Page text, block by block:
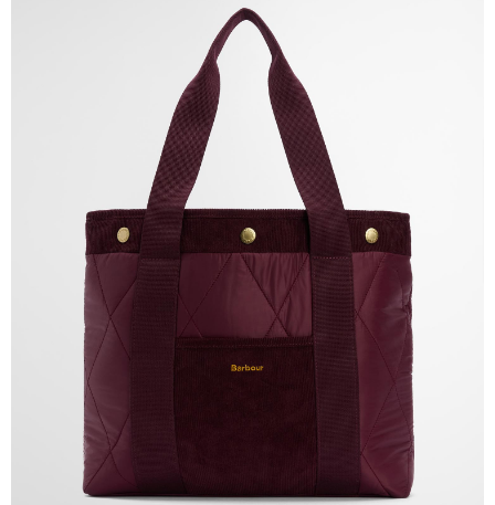
１．簡單：不需註冊會員、不需綁卡、不需儲值。
２．便利：只要手機號碼，簡訊認證，即可結帳。
３．安心：先確認商品／服務後，再付款。
【「AFTEE先享後付」結帳流程】
１．於結帳方式選擇「AFTEE先享後付」後，將跳轉至「AFTEE先享後付」
結帳頁面，進行簡訊認證並確認金額後，即可完成結帳。
２．訂單成立數日內，您將收到繳費通知簡訊。
３．收到繳費通知簡訊後14天內，點擊此簡訊中的連結，可透過四大超商／
ATM／網路銀行／等多元方式進行付款，方視為交易完成。
※ 請注意：結帳手續完成當下不需立刻繳費，但若您需要取消訂單，請聯絡
購買商品的店家。未經商家同意取消之訂單仍視為有效，需透過AFTEE先享
後付繳納相關費用。
※ 交易是否成功請以「AFTEE先享後付 」之結帳頁面顯示為準，若有關於
是否繳費成功／繳費後需取消欲退款等相關疑問，請聯繫「AFTEE先享後付
客戶支援中心」
https://netprotections.freshdesk.com/support/home
【注意事項】
１．透過由恩沛科技股份有限公司提供之「AFTEE先享後付」服務完成之交
易，需依本服務之必要範圍內提供個人資料，並將交易相關給付款項請求債
權轉讓予恩沛科技股份有限公司。
２．關於個人資料處理事宜，請瀏覽以下網址：
https://aftee.tw/terms/#terms3
３．未成年的使用者請事先徵得法定代理人或監護人之同意方可使用
「AFTEE先享後付」，若未經同意申辦者引起之損失，本公司不負相關責
每筆NT$120，滿NT$3,000(含以上)免運費